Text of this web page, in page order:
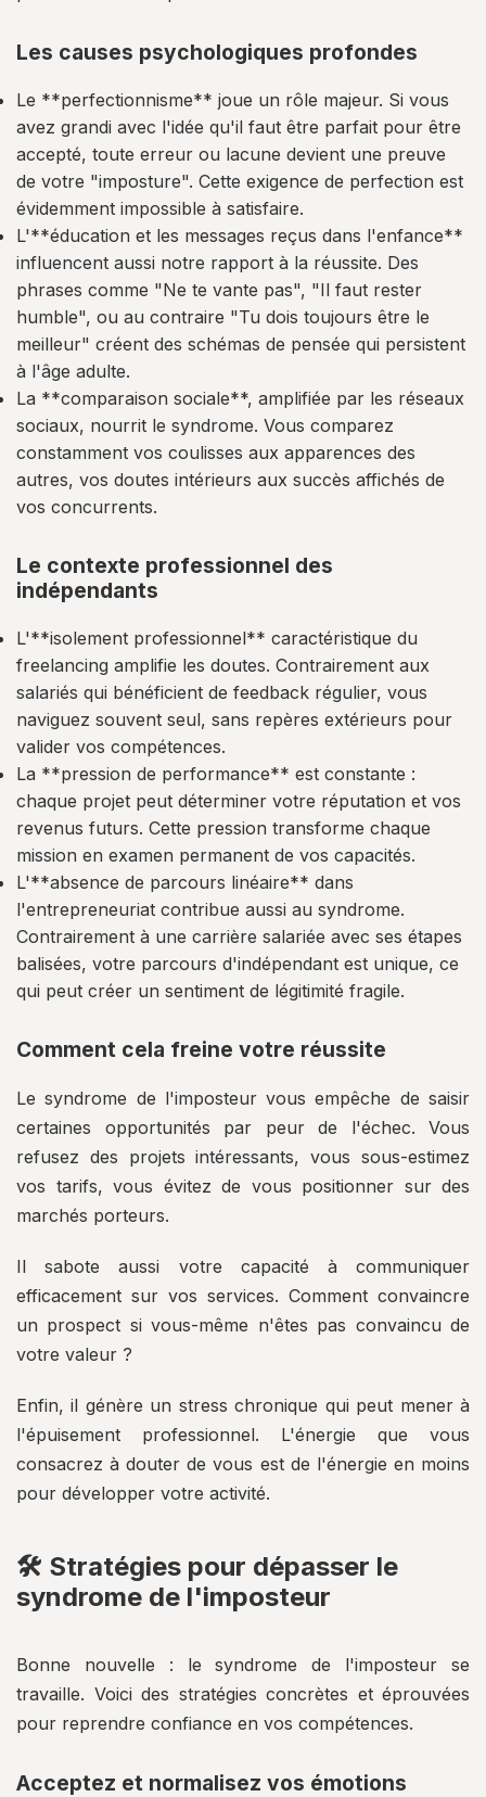
Les causes psychologiques profondes
Le **perfectionnisme** joue un rôle majeur. Si vous
avez grandi avec l'idée qu'il faut être parfait pour être
accepté, toute erreur ou lacune devient une preuve
de votre "imposture". Cette exigence de perfection est
évidemment impossible à satisfaire.
L'**éducation et les messages reçus dans l'enfance**
influencent aussi notre rapport à la réussite. Des
phrases comme "Ne te vante pas", "Il faut rester
humble", ou au contraire "Tu dois toujours être le
meilleur" créent des schémas de pensée qui persistent
à l'âge adulte.
La **comparaison sociale**, amplifiée par les réseaux
sociaux, nourrit le syndrome. Vous comparez
constamment vos coulisses aux apparences des
autres, vos doutes intérieurs aux succès affichés de
vos concurrents.
Le contexte professionnel des
indépendants
L'**isolement professionnel** caractéristique du
freelancing amplifie les doutes. Contrairement aux
salariés qui bénéficient de feedback régulier, vous
naviguez souvent seul, sans repères extérieurs pour
valider vos compétences.
La **pression de performance** est constante :
chaque projet peut déterminer votre réputation et vos
revenus futurs. Cette pression transforme chaque
mission en examen permanent de vos capacités.
L'**absence de parcours linéaire** dans
l'entrepreneuriat contribue aussi au syndrome.
Contrairement à une carrière salariée avec ses étapes
balisées, votre parcours d'indépendant est unique, ce
qui peut créer un sentiment de légitimité fragile.
Comment cela freine votre réussite
Le syndrome de l'imposteur vous empêche de saisir
certaines opportunités par peur de l'échec. Vous
refusez des projets intéressants, vous sous-estimez
vos tarifs, vous évitez de vous positionner sur des
marchés porteurs.
Il sabote aussi votre capacité à communiquer
efficacement sur vos services. Comment convaincre
un prospect si vous-même n'êtes pas convaincu de
votre valeur ?
Enfin, il génère un stress chronique qui peut mener à
l'épuisement professionnel. L'énergie que vous
consacrez à douter de vous est de l'énergie en moins
pour développer votre activité.
🛠️ Stratégies pour dépasser le
syndrome de l'imposteur
Bonne nouvelle : le syndrome de l'imposteur se
travaille. Voici des stratégies concrètes et éprouvées
pour reprendre confiance en vos compétences.
Acceptez et normalisez vos émotions